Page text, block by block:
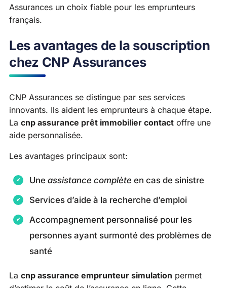
Assurances un choix fiable pour les emprunteurs
français.
Les avantages de la souscription
chez CNP Assurances
CNP Assurances se distingue par ses services
innovants. Ils aident les emprunteurs à chaque étape.
La cnp assurance prêt immobilier contact offre une
aide personnalisée.
Les avantages principaux sont:
Une assistance complète en cas de sinistre
Services d’aide à la recherche d’emploi
Accompagnement personnalisé pour les
personnes ayant surmonté des problèmes de
santé
La cnp assurance emprunteur simulation permet